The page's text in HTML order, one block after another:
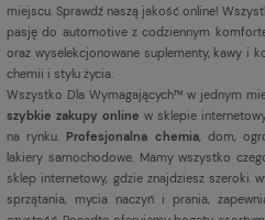
miejscu. Sprawdź naszą jakość online!
pasję do automotive z codziennym
oraz wyselekcjonowane suplementy, kawy i
chemii i stylu życia.
Wszystko Dla Wymagających™ w jednym
szybkie zakupy online w sklepie
na rynku. Profesjonalna chemia, dom,
lakiery samochodowe. Mamy wszystko
sklep internetowy, gdzie znajdziesz szeroki
sprzątania, mycia naczyń i prania,